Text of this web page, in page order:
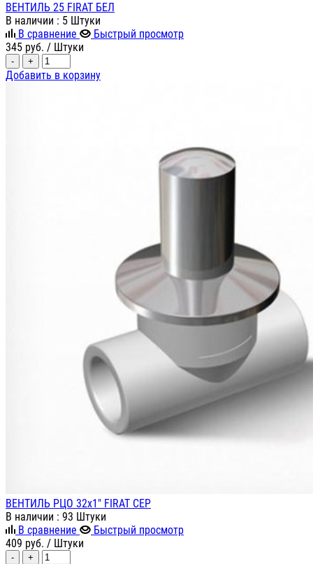
ВЕНТИЛЬ 25 FIRAT БЕЛ
В наличии : 5 Штуки
В сравнение
Быстрый просмотр
345 руб. / Штуки
- +
Добавить в корзину
ВЕНТИЛЬ РЦО 32х1" FIRAT СЕР
В наличии : 93 Штуки
В сравнение
Быстрый просмотр
409 руб. / Штуки
- +